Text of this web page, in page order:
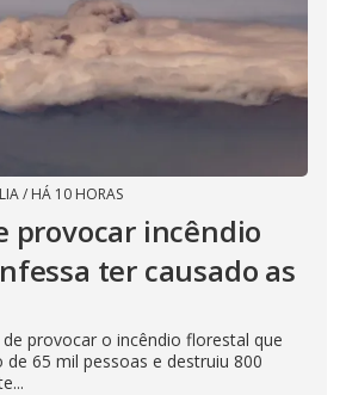
/ HÁ 10 HORAS
provocar incêndio
ter causado as
provocar o incêndio florestal que
65 mil pessoas e destruiu 800